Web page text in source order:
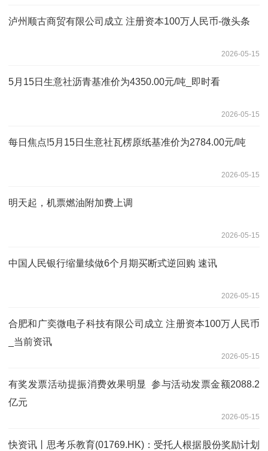
泸州顺古商贸有限公司成立 注册资本100万人民币-微头条
2026-05-15
5月15日生意社沥青基准价为4350.00元/吨_即时看
2026-05-15
每日焦点!5月15日生意社瓦楞原纸基准价为2784.00元/吨
2026-05-15
明天起，机票燃油附加费上调
2026-05-15
中国人民银行缩量续做6个月期买断式逆回购 速讯
2026-05-15
合肥和广奕微电子科技有限公司成立 注册资本100万人民币
_当前资讯
2026-05-15
有奖发票活动提振消费效果明显 参与活动发票金额2088.2
亿元
2026-05-15
快资讯丨思考乐教育(01769.HK)：受托人根据股份奖励计划